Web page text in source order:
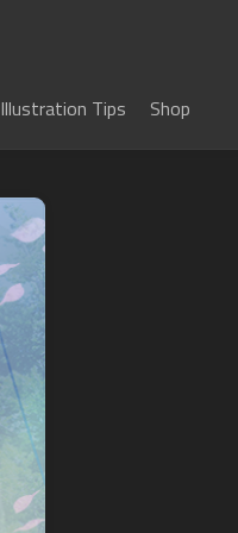
Illustration Tips Shop